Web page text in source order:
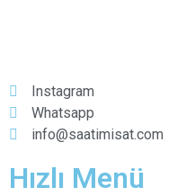
Instagram
Whatsapp
info@saatimisat.com
Hızlı Menü